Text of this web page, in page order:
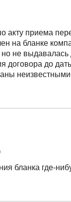
акту приема
на бланке
не выдавалась
договора до
бланка где-